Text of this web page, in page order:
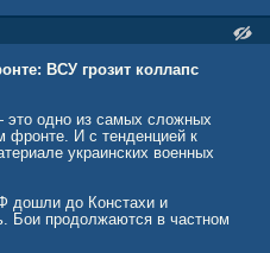
ВСУ грозит коллапс
это одно из самых сложных
фронте. И с тенденцией к
украинских военных
дошли до Констахи и
Бои продолжаются в частном